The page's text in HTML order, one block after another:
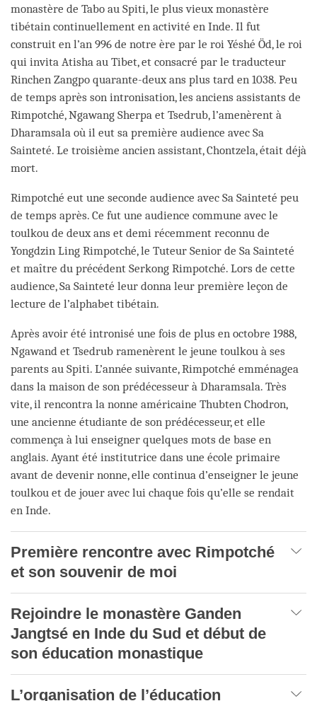
monastère de Tabo au Spiti, le plus vieux monastère
tibétain continuellement en activité en Inde. Il fut
construit en l’an 996 de notre ère par le roi Yéshé Öd, le roi
qui invita Atisha au Tibet, et consacré par le traducteur
Rinchen Zangpo quarante-deux ans plus tard en 1038. Peu
de temps après son intronisation, les anciens assistants de
Rimpotché, Ngawang Sherpa et Tsedrub, l’amenèrent à
Dharamsala où il eut sa première audience avec Sa
Sainteté. Le troisième ancien assistant, Chontzela, était déjà
mort.
Rimpotché eut une seconde audience avec Sa Sainteté peu
de temps après. Ce fut une audience commune avec le
toulkou de deux ans et demi récemment reconnu de
Yongdzin Ling Rimpotché, le Tuteur Senior de Sa Sainteté
et maître du précédent Serkong Rimpotché. Lors de cette
audience, Sa Sainteté leur donna leur première leçon de
lecture de l’alphabet tibétain.
Après avoir été intronisé une fois de plus en octobre 1988,
Ngawand et Tsedrub ramenèrent le jeune toulkou à ses
parents au Spiti. L’année suivante, Rimpotché emménagea
dans la maison de son prédécesseur à Dharamsala. Très
vite, il rencontra la nonne américaine Thubten Chodron,
une ancienne étudiante de son prédécesseur, et elle
commença à lui enseigner quelques mots de base en
anglais. Ayant été institutrice dans une école primaire
avant de devenir nonne, elle continua d’enseigner le jeune
toulkou et de jouer avec lui chaque fois qu’elle se rendait
en Inde.
Première rencontre avec Rimpotché
et son souvenir de moi
Rejoindre le monastère Ganden
Jangtsé en Inde du Sud et début de
son éducation monastique
L’organisation de l’éducation